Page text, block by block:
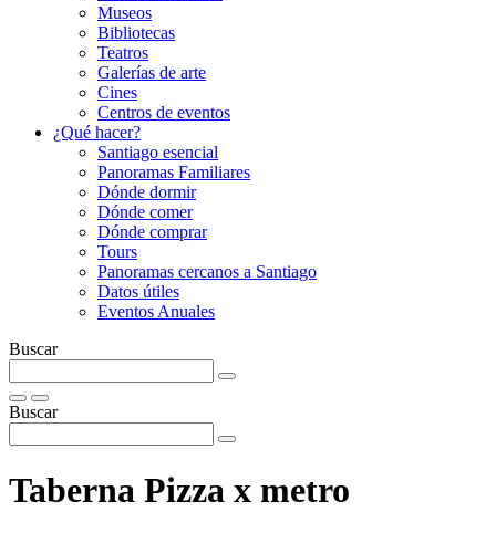
Museos
Bibliotecas
Teatros
Galerí­as de arte
Cines
Centros de eventos
¿Qué hacer?
Santiago esencial
Panoramas Familiares
Dónde dormir
Dónde comer
Dónde comprar
Tours
Panoramas cercanos a Santiago
Datos útiles
Eventos Anuales
Buscar
Buscar
Taberna Pizza x metro